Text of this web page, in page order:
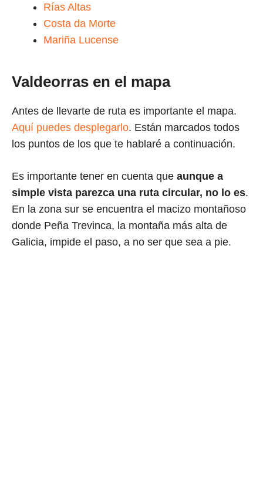
Rías Altas
Costa da Morte
Mariña Lucense
Valdeorras en el mapa
Antes de llevarte de ruta es importante el mapa.
Aquí puedes desplegarlo. Están marcados todos
los puntos de los que te hablaré a continuación.
Es importante tener en cuenta que aunque a
simple vista parezca una ruta circular, no lo es.
En la zona sur se encuentra el macizo montañoso
donde Peña Trevinca, la montaña más alta de
Galicia, impide el paso, a no ser que sea a pie.